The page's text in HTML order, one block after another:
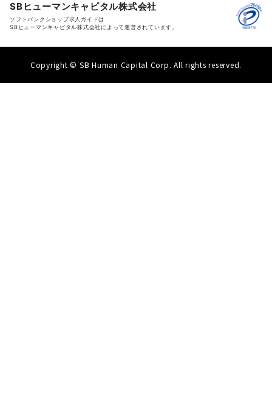
SBヒューマンキャピタル株式会社
ソフトバンクショップ求人ガイドは
SBヒューマンキャピタル株式会社によって運営されています。
Copyright © SB Human Capital Corp. All rights reserved.